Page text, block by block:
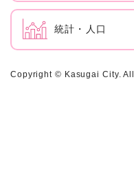
統計・人口
Copyright © Kasugai City.